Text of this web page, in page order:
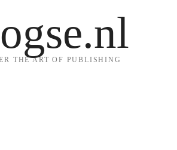
THE ART OF PUBLISHING